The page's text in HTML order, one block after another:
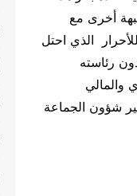
أخرى مع
الذي احتل
رئاسته
والمالي
على فشله في تدبير شؤون الجماعة